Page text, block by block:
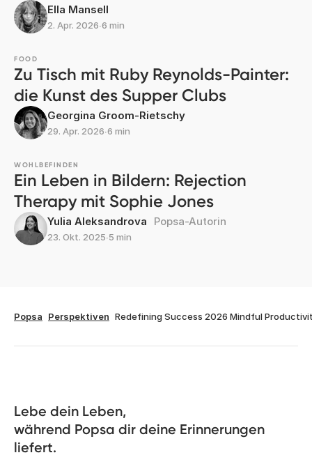
Ella Mansell
2. Apr. 2026∙6 min
FOOD
Zu Tisch mit Ruby Reynolds-Painter:
die Kunst des Supper Clubs
Georgina Groom-Rietschy
29. Apr. 2026∙6 min
WOHLBEFINDEN
Ein Leben in Bildern: Rejection
Therapy mit Sophie Jones
Yulia Aleksandrova Popsa-Autorin
23. Okt. 2025∙5 min
Popsa Perspektiven Redefining Success 2026 Mindful
Lebe dein Leben,
während Popsa dir deine Erinnerungen
liefert.